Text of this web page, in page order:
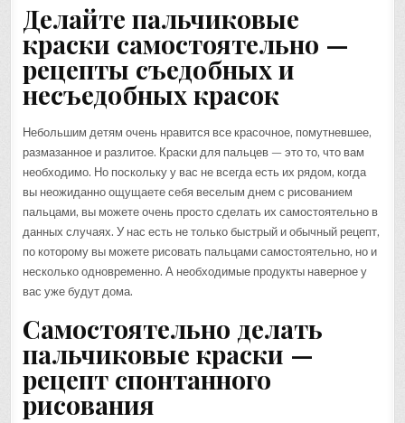
Делайте пальчиковые
краски самостоятельно —
рецепты съедобных и
несъедобных красок
Небольшим детям очень нравится все красочное, помутневшее,
размазанное и разлитое. Краски для пальцев — это то, что вам
необходимо. Но поскольку у вас не всегда есть их рядом, когда
вы неожиданно ощущаете себя веселым днем с рисованием
пальцами, вы можете очень просто сделать их самостоятельно в
данных случаях. У нас есть не только быстрый и обычный рецепт,
по которому вы можете рисовать пальцами самостоятельно, но и
несколько одновременно. А необходимые продукты наверное у
вас уже будут дома.
Самостоятельно делать
пальчиковые краски —
рецепт спонтанного
рисования